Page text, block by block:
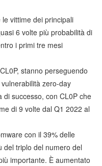
vittime dei principali
6 volte più probabilità di
i primi tre mesi
stanno perseguendo
zero-day
successo, con CL0P che
di 9 volte dal Q1 2022 al
con il 39% delle
del triplo del numero del
importante. È aumentato